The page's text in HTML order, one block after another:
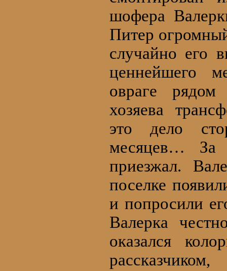
шофера
Питер
случайно его
ценнейшего
овраге
хозяева
это дело
месяцев… За
приезжал.
поселке
и попросили
Валерка
оказался